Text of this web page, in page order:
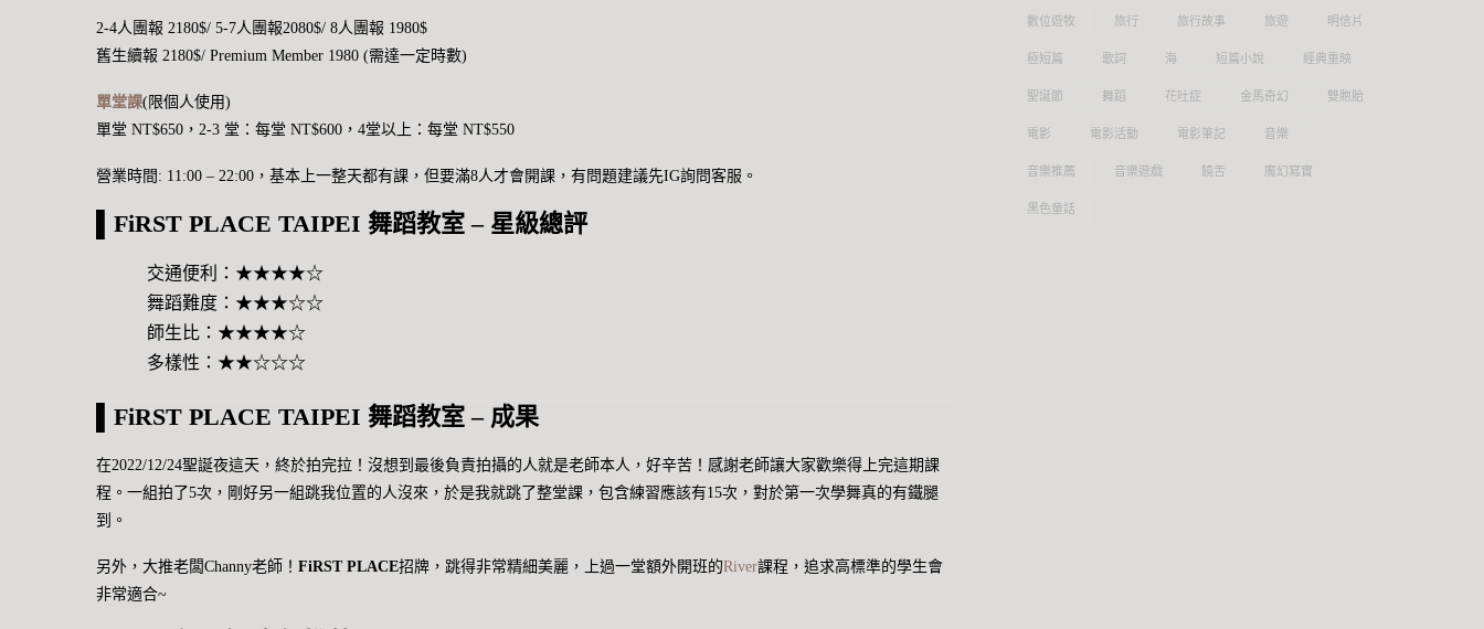
2-4人團報 2180$/ 5-7人團報2080$/ 8人團報 1980$
舊生續報 2180$/ Premium Member 1980 (需達一定時數)
單堂課(限個人使用)
單堂 NT$650，2-3 堂：每堂 NT$600，4堂以上：每堂 NT$550
營業時間: 11:00 – 22:00，基本上一整天都有課，但要滿8人才會開課，有問題建議先IG詢問客服。
▌FiRST PLACE TAIPEI 舞蹈教室 – 星級總評
交通便利：★★★★☆
舞蹈難度：★★★☆☆
師生比：★★★★☆
多樣性：★★☆☆☆
▌FiRST PLACE TAIPEI 舞蹈教室 – 成果
在2022/12/24聖誕夜這天，終於拍完拉！沒想到最後負責拍攝的人就是老師本人，好辛苦！感謝老師讓大家歡樂得上完這期課
程。一組拍了5次，剛好另一組跳我位置的人沒來，於是我就跳了整堂課，包含練習應該有15次，對於第一次學舞真的有鐵腿
到。
另外，大推老闆Channy老師！ FiRST PLACE招牌，跳得非常精細美麗，上過一堂額外開班的River課程，追求高標準的學生會
非常適合~
數位遊牧 旅行 旅行故事 旅遊 明信片
極短篇 歌詞 海 短篇小說 經典重映
聖誕節 舞蹈 花吐症 金馬奇幻 雙胞胎
電影 電影活動 電影筆記 音樂
音樂推薦 音樂遊戲 饒舌 魔幻寫實
黑色童話